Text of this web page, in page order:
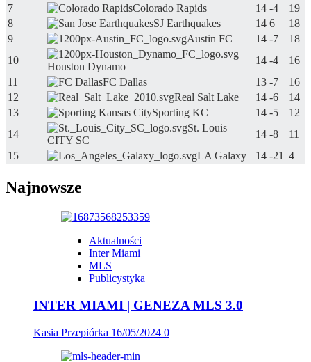
7
Colorado Rapids 14 -4
19
8
SJ Earthquakes 14 6
18
9
Austin FC 14 -7
18
10
Houston Dynamo
14 -4
16
11
FC Dallas 13 -7
16
12
Real Salt Lake 14 -6
14
13
Sporting KC 14 -5
12
14
St. Louis
CITY SC
14 -8
11
15
LA Galaxy 14 -21 4
Najnowsze
Aktualności
Inter Miami
MLS
Publicystyka
INTER MIAMI | GENEZA MLS 3.0
Kasia Przepiórka 16/05/2024 0